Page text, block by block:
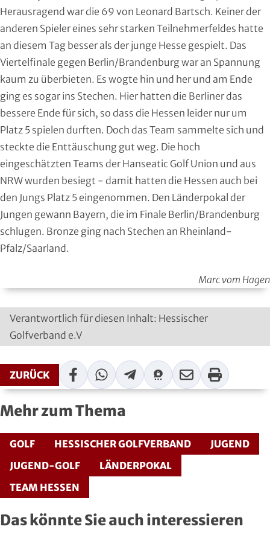
Herausragend war die 69 von Leonard Bartsch. Keiner der
anderen Spieler eines sehr starken Teilnehmerfeldes hatte
an diesem Tag besser als der junge Hesse gespielt. Das
Viertelfinale gegen Berlin/Brandenburg war an Spannung
kaum zu überbieten. Es wogte hin und her und am Ende
ging es sogar ins Stechen. Hier hatten die Berliner das
bessere Ende für sich, so dass die Hessen leider nur um
Platz 5 spielen durften. Doch das Team sammelte sich und
steckte die Enttäuschung gut weg. Die hoch
eingeschätzten Teams der Hanseatic Golf Union und aus
NRW wurden besiegt - damit hatten die Hessen auch bei
den Jungs Platz 5 eingenommen. Den Länderpokal der
Jungen gewann Bayern, die im Finale Berlin/Brandenburg
schlugen. Bronze ging nach Stechen an Rheinland-
Pfalz/Saarland.
Marc vom Hagen
Verantwortlich für diesen Inhalt: Hessischer
Golfverband e.V
ZURÜCK FacebookWhatsAppTelegramThreema
Mail Print
Mehr zum Thema
GOLF HESSISCHER GOLFVERBAND
JUGEND
JUGEND-GOLF
LÄNDERPOKAL
TEAM HESSEN
Das könnte Sie auch interessieren
Moderner Fünfkampf
Motorbootsport
Motorsport
Pferdesport
Pétanque
Pool-Billard
Radsport
Rasenkraft- und Tauzieh-Sport
Ringen
Rudern
Rugby
Schach
Schießsport
Schwimmen
Segeln
Skisport
Sportakrobatik